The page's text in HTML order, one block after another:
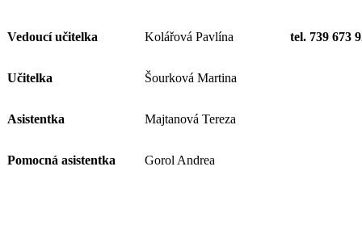
Vedoucí učitelka Kolářová Pavlína tel. 739 673
Učitelka Šourková Martina
Asistentka Majtanová Tereza
Pomocná asistentka Gorol Andrea